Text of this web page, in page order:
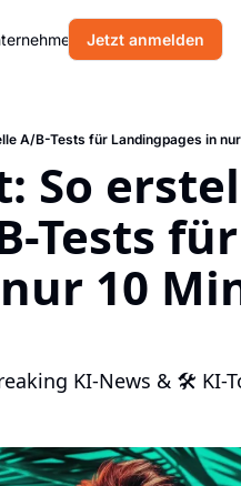
Blog Über uns
Jetzt anmelden
A/B-Tests für Landingpages in
So
Tests für
10
KI-News & 🛠 KI-